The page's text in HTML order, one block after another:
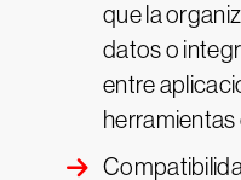
que la
datos o
entre
herramientas